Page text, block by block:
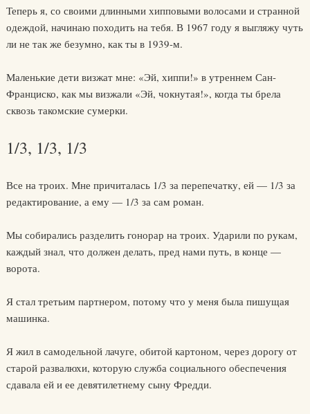
Теперь я, со своими длинными хипповыми волосами и странной
одеждой, начинаю походить на тебя. В 1967 году я выгляжу чуть
ли не так же безумно, как ты в 1939-м.
Маленькие дети визжат мне: «Эй, хиппи!» в утреннем Сан-
Франциско, как мы визжали «Эй, чокнутая!», когда ты брела
сквозь такомские сумерки.
1/3, 1/3, 1/3
Все на троих. Мне причиталась 1/3 за перепечатку, ей — 1/3 за
редактирование, а ему — 1/3 за сам роман.
Мы собирались разделить гонорар на троих. Ударили по рукам,
каждый знал, что должен делать, пред нами путь, в конце —
ворота.
Я стал третьим партнером, потому что у меня была пишущая
машинка.
Я жил в самодельной лачуге, обитой картоном, через дорогу от
старой развалюхи, которую служба социального обеспечения
сдавала ей и ее девятилетнему сыну Фредди.